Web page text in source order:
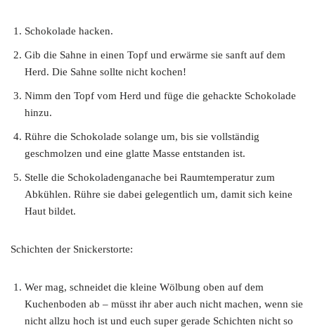
Schokolade hacken.
Gib die Sahne in einen Topf und erwärme sie sanft auf dem
Herd. Die Sahne sollte nicht kochen!
Nimm den Topf vom Herd und füge die gehackte Schokolade
hinzu.
Rühre die Schokolade solange um, bis sie vollständig
geschmolzen und eine glatte Masse entstanden ist.
Stelle die Schokoladenganache bei Raumtemperatur zum
Abkühlen. Rühre sie dabei gelegentlich um, damit sich keine
Haut bildet.
Schichten der Snickerstorte:
Wer mag, schneidet die kleine Wölbung oben auf dem
Kuchenboden ab – müsst ihr aber auch nicht machen, wenn sie
nicht allzu hoch ist und euch super gerade Schichten nicht so